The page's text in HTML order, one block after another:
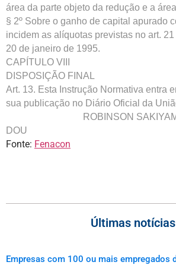
área da parte objeto da redução e a
§ 2º Sobre o ganho de capital apurado
incidem as alíquotas previstas no art.
20 de janeiro de 1995.
CAPÍTULO VIII
DISPOSIÇÃO FINAL
Art. 13. Esta Instrução Normativa entra
sua publicação no Diário Oficial da
ROBINSON
DOU
Fonte: Fenacon
Últimas notícias
Empresas com 100 ou mais empregados